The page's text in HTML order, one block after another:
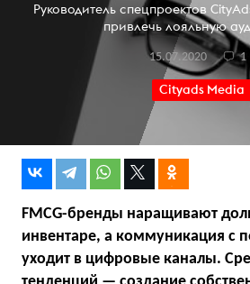
Руководитель спецпроектов
привлечь лояльную
15.07.2020 1
Cityads Media
FMCG-бренды наращивают
инвентаре, а коммуникация с
уходит в цифровые каналы.